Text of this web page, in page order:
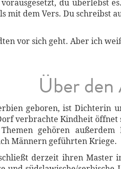
du überlebst
mit dem Vers. Du schreibst
vor sich geht. Aber ich
Über
geboren, ist
verbrachte Kindheit öffnet
gehören außerdem
Männern geführten Kriege.
derzeit ihren